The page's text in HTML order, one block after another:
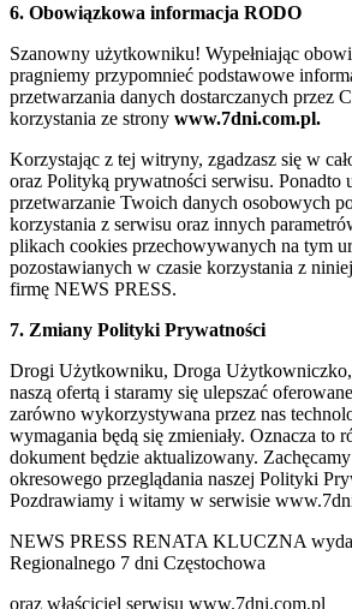
6. Obowiązkowa informacja RODO
Szanowny użytkowniku! Wypełniając
pragniemy przypomnieć podstawowe
przetwarzania danych dostarczanych przez
korzystania ze strony www.7dni.com.pl.
Korzystając z tej witryny, zgadzasz się w
oraz Polityką prywatności serwisu. Ponadto
przetwarzanie Twoich danych osobowych
korzystania z serwisu oraz innych
plikach cookies przechowywanych na tym
pozostawianych w czasie korzystania z
firmę NEWS PRESS.
7. Zmiany Polityki Prywatności
Drogi Użytkowniku, Droga Użytkowniczko,
naszą ofertą i staramy się ulepszać
zarówno wykorzystywana przez nas
wymagania będą się zmieniały. Oznacza to
dokument będzie aktualizowany.
okresowego przeglądania naszej Polityki
Pozdrawiamy i witamy w serwisie
NEWS PRESS RENATA KLUCZNA
Regionalnego 7 dni Częstochowa
oraz właściciel serwisu www.7dni.com.pl